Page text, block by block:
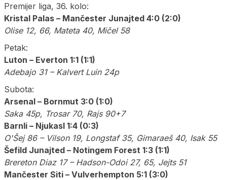
Premijer liga, 36. kolo:
Kristal Palas – Mančester Junajted 4:0 (2:0)
Olise 12, 66, Mateta 40, Mičel 58
Petak:
Luton – Everton 1:1 (1:1)
Adebajo 31 – Kalvert Luin 24p
Subota:
Arsenal – Bornmut 3:0 (1:0)
Saka 45p, Trosar 70, Rajs 90+7
Barnli – Njukasl 1:4 (0:3)
O'Šej 86 – Vilson 19, Longstaf 35, Gimaraeš 40, Isak 55
Šefild Junajted – Notingem Forest 1:3 (1:1)
Brereton Diaz 17 – Hadson-Odoi 27, 65, Jejts 51
Mančester Siti – Vulverhempton 5:1 (3:0)